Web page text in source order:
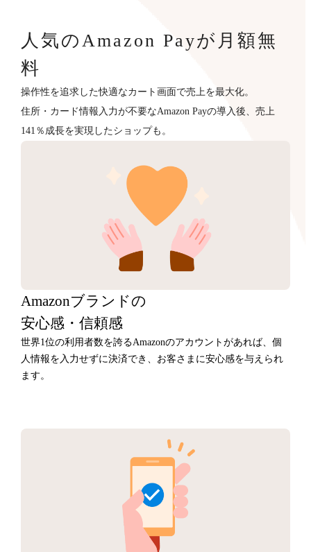
人気のAmazon Payが月額無
料
操作性を追求した快適なカート画面で売上を最大化。
住所・カード情報入力が不要なAmazon Payの導入後、売上
141％成長を実現したショップも。
Amazonブランドの
安心感・信頼感
世界1位の利用者数を誇るAmazonのアカウントがあれば、個
人情報を入力せずに決済でき、お客さまに安心感を与えられ
ます。